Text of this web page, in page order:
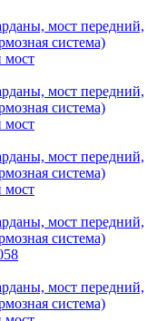
мост передний,
система)
мост
мост передний,
система)
мост
мост передний,
система)
мост
мост передний,
система)
мост передний,
система)